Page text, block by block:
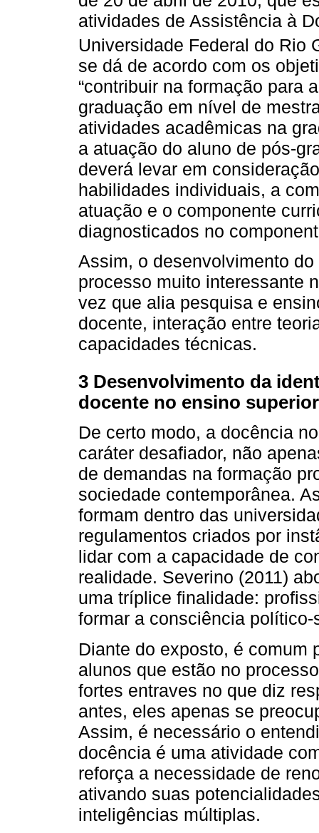
atividades de Assistência à
Universidade Federal do Rio
se dá de acordo com os
“contribuir na formação para
graduação em nível de
atividades acadêmicas na
a atuação do aluno de pós-
deverá levar em
habilidades individuais, a
atuação e o componente
diagnosticados no
Assim, o desenvolvimento
processo muito interessante
vez que alia pesquisa e
docente, interação entre
capacidades técnicas.
3 Desenvolvimento da
docente no ensino
De certo modo, a docência
caráter desafiador, não
de demandas na formação
sociedade contemporânea.
formam dentro das
regulamentos criados por
lidar com a capacidade de
realidade. Severino (2011)
uma tríplice finalidade:
formar a consciência
Diante do exposto, é comum
alunos que estão no
fortes entraves no que diz
antes, eles apenas se
Assim, é necessário o
docência é uma atividade
reforça a necessidade de
ativando suas
inteligências múltiplas.